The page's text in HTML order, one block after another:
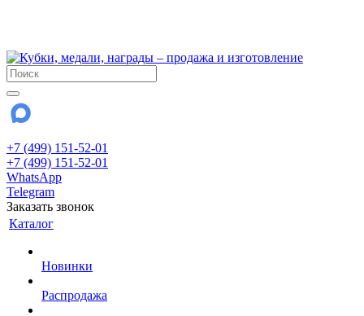
+7 (499) 151-52-01
+7 (499) 151-52-01
WhatsApp
Telegram
Заказать звонок
Каталог
Новинки
Распродажа